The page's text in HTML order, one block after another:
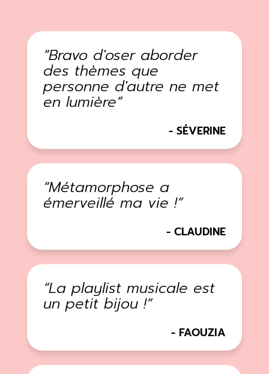
Bravo d'oser aborder
des thèmes que
personne d'autre ne met
en lumière
SÉVERINE
Métamorphose a
émerveillé ma vie !
CLAUDINE
La playlist musicale est
un petit bijou !
FAOUZIA